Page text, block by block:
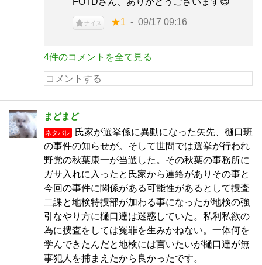
ナイス ★1 09/17 09:16
4件のコメントを全て見る
まどまど
ネタバレ
氏家が選挙係に異動になった矢先、樋口班
の事件の知らせが。そして世間では選挙が行われ
野党の秋葉康一が当選した。その秋葉の事務所に
ガサ入れに入ったと氏家から連絡がありその事と
今回の事件に関係がある可能性があるとして捜査
二課と地検特捜部が加わる事になったが地検の強
引なやり方に樋口達は迷惑していた。私利私欲の
為に捜査をしては冤罪を生みかねない。一体何を
学んできたんだと地検には言いたいが樋口達が無
事犯人を捕まえたから良かったです。